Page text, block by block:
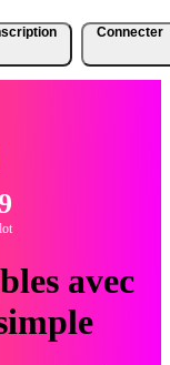
Connecter
avec